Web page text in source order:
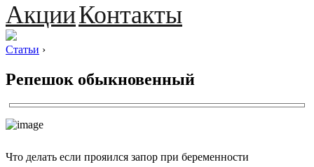
АкцииКонтакты
Статьи ›
Репешок обыкновенный
Что делать если прояился запор при беременности